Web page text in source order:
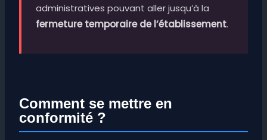
administratives pouvant aller jusqu’à la
fermeture temporaire de l’établissement.
Comment se mettre en
conformité ?